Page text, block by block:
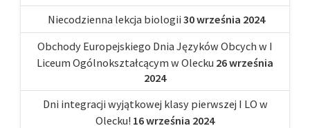
Niecodzienna lekcja biologii 30 września 2024
Obchody Europejskiego Dnia Języków Obcych w I
Liceum Ogólnokształcącym w Olecku 26 września
2024
Dni integracji wyjątkowej klasy pierwszej I LO w
Olecku! 16 września 2024